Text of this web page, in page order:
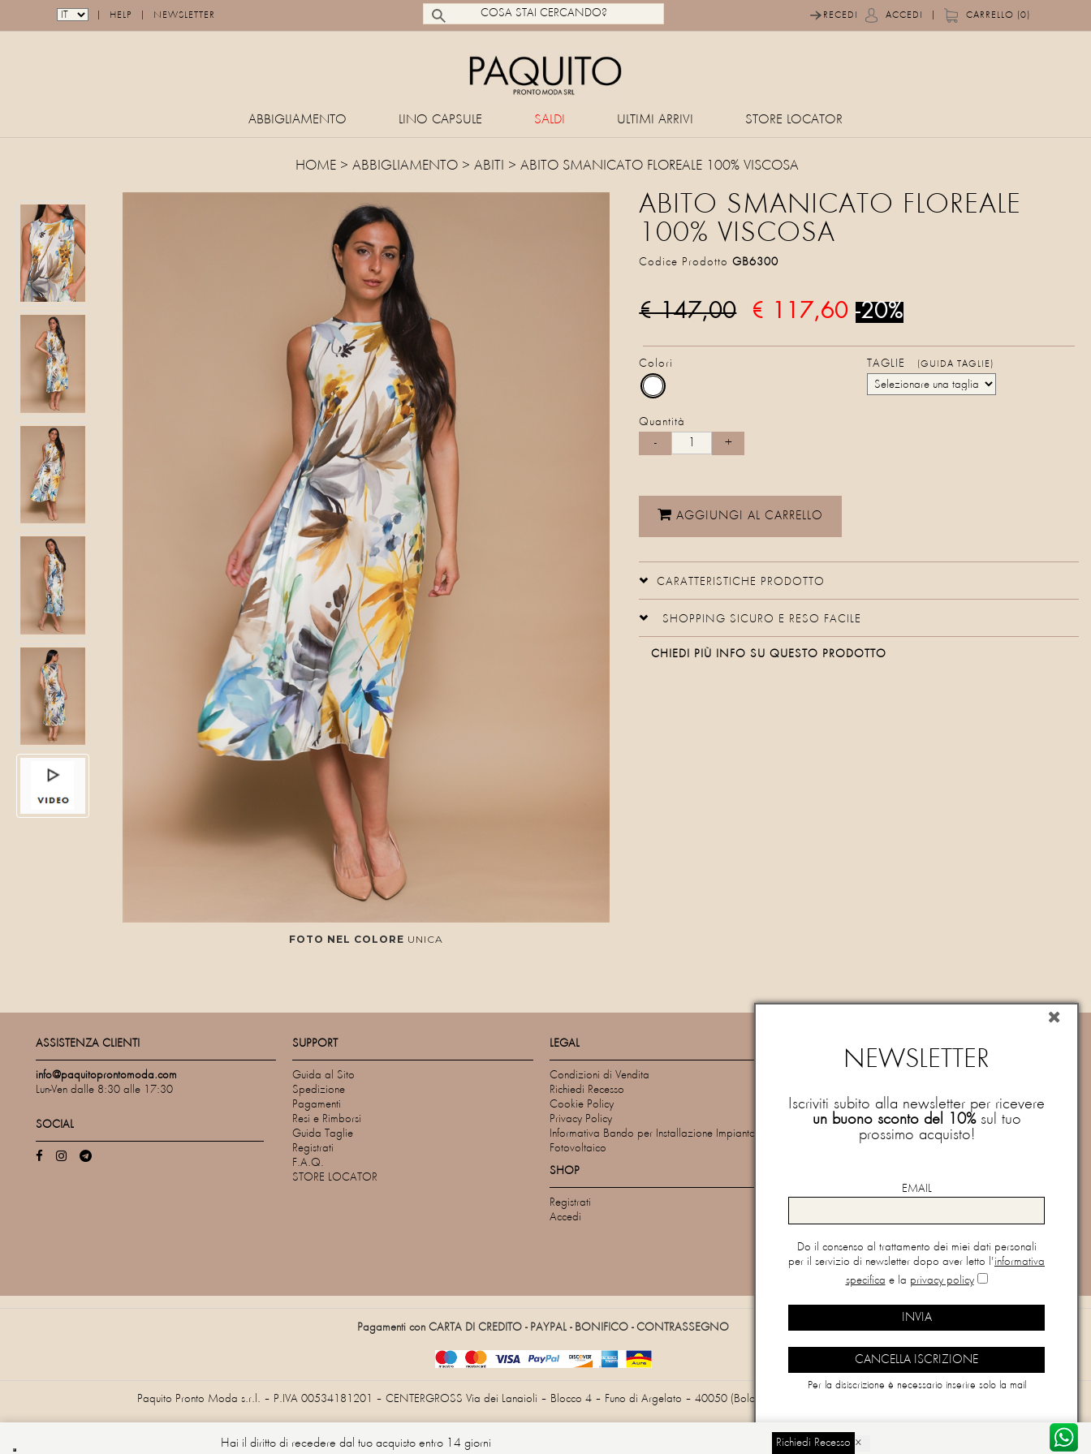
HELP NEWSLETTER RECEDI ACCEDI CARRELLO (0)
ABBIGLIAMENTO LINO CAPSULE SALDI ULTIMI ARRIVI STORE LOCATOR
HOME > ABBIGLIAMENTO> ABITI > ABITO SMANICATO FLOREALE 100% VISCOSA
FOTO NEL COLORE UNICA
ABITO SMANICATO FLOREALE
100% VISCOSA
Codice ProdottoGB6300
€ 147,00 € 117,60 -20%
Colori TAGLIE (GUIDA TAGLIE)
Quantità
AGGIUNGI AL CARRELLO
CARATTERISTICHE PRODOTTO
SHOPPING SICURO E RESO FACILE
CHIEDI PIÙ INFO SU QUESTO PRODOTTO
ASSISTENZA CLIENTI
info@paquitoprontomoda.com
Lun-Ven dalle 8:30 alle 17:30
SOCIAL
SUPPORT
Guida al Sito
Spedizione
Pagamenti
Resi e Rimborsi
Guida Taglie
Registrati
F.A.Q.
STORE LOCATOR
LEGAL
Condizioni di Vendita
Richiedi Recesso
Cookie Policy
Privacy Policy
Informativa Bando per Installazione Impianto
Fotovoltaico
SHOP
Registrati
Accedi
acquisto!
servizio di newsletter dopo aver letto l'
laprivacy policy
Vuoi cancellarti dalla newsletter? Clicca qui
Pagamenti con CARTA DI CREDITO - PAYPAL - BONIFICO - CONTRASSEGNO
Paquito Pronto Moda s.r.l. – P.IVA 00534181201 – CENTERGROSS Via dei Lanaioli – Blocco 4 – Funo di Argelato – 40050 (Bologna) - Email
NEWSLETTER
Iscriviti subito alla newsletter per ricevere
un buono sconto del 10%sul tuo
prossimo acquisto!
EMAIL
Do il consenso al trattamento dei miei dati personali
per il servizio di newsletter dopo aver letto l' informativa
specifica e la privacy policy
Per la disiscrizione è necessario inserire solo la mail
Hai il diritto di recedere dal tuo acquisto entro 14 giorni Richiedi Recesso ×
Informativa sulla raccolta